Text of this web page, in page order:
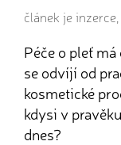
článek je
Péče o pleť
se odvíjí od
kosmetické
kdysi v
dnes?